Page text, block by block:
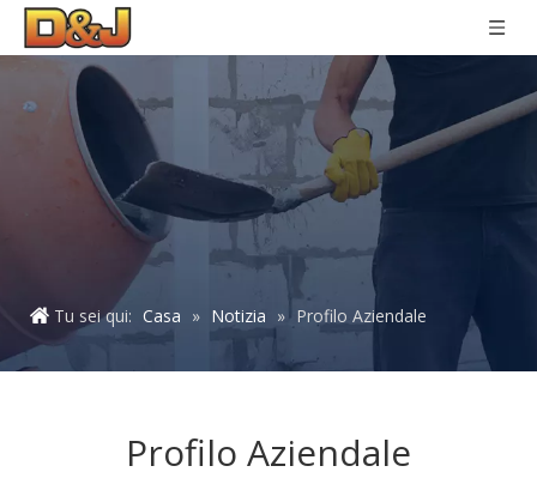
Tu sei qui: Casa » Notizia » Profilo Aziendale
Profilo Aziendale